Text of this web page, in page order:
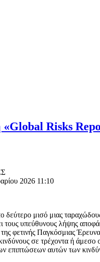
«Global Risks
2026 11:10
μισό μιας
τους υπεύθυνους λήψης
φετινής Παγκόσμιας
σε τρέχοντα ή
επιπτώσεων αυτών των